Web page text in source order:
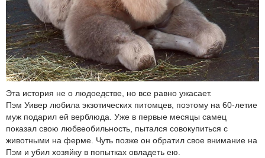
Эта история не о людоедстве, но все равно ужасает.
Пэм Уивер любила экзотических питомцев, поэтому на 60-летие
муж подарил ей верблюда. Уже в первые месяцы самец
показал свою любвеобильность, пытался совокупиться с
животными на ферме. Чуть позже он обратил свое внимание на
Пэм и убил хозяйку в попытках овладеть ею.